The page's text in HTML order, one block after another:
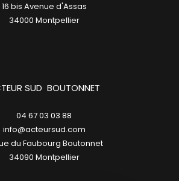
16 bis Avenue d'Assas
34000
montpellier
SUD BOUTONNET
04 67 03 03 88
info@acteursud.com
du Faubourg Boutonnet
34090
montpellier